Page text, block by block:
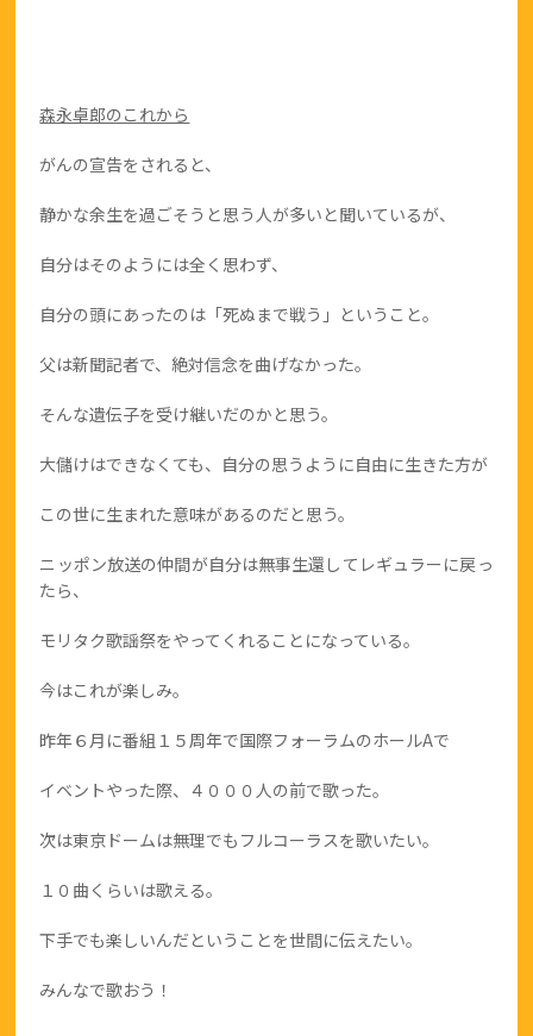
森永卓郎のこれから
がんの宣告をされると、
静かな余生を過ごそうと思う人が多いと聞いているが、
自分はそのようには全く思わず、
自分の頭にあったのは「死ぬまで戦う」ということ。
父は新聞記者で、絶対信念を曲げなかった。
そんな遺伝子を受け継いだのかと思う。
大儲けはできなくても、自分の思うように自由に生きた方が
この世に生まれた意味があるのだと思う。
ニッポン放送の仲間が自分は無事生還してレギュラーに戻っ
たら、
モリタク歌謡祭をやってくれることになっている。
今はこれが楽しみ。
昨年６月に番組１５周年で国際フォーラムのホールAで
イベントやった際、４０００人の前で歌った。
次は東京ドームは無理でもフルコーラスを歌いたい。
１０曲くらいは歌える。
下手でも楽しいんだということを世間に伝えたい。
みんなで歌おう！